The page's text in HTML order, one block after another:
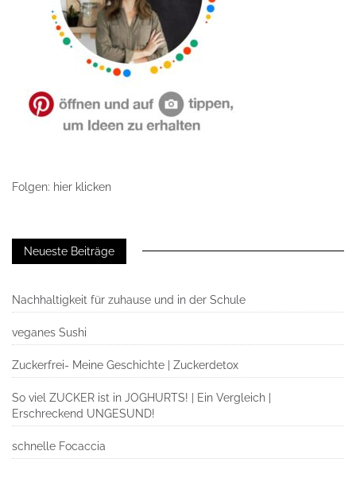
Folgen: hier klicken
Neueste Beiträge
Nachhaltigkeit für zuhause und in der Schule
veganes Sushi
Zuckerfrei- Meine Geschichte | Zuckerdetox
So viel ZUCKER ist in JOGHURTS! | Ein Vergleich |
Erschreckend UNGESUND!
schnelle Focaccia